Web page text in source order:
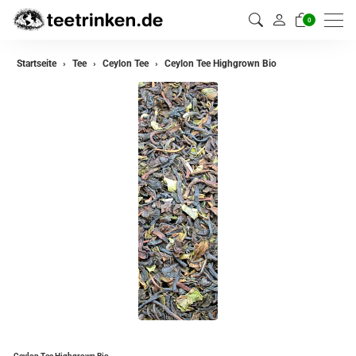
0
zurück
Teemischungen
Startseite Tee Ceylon Tee Ceylon Tee Highgrown Bio